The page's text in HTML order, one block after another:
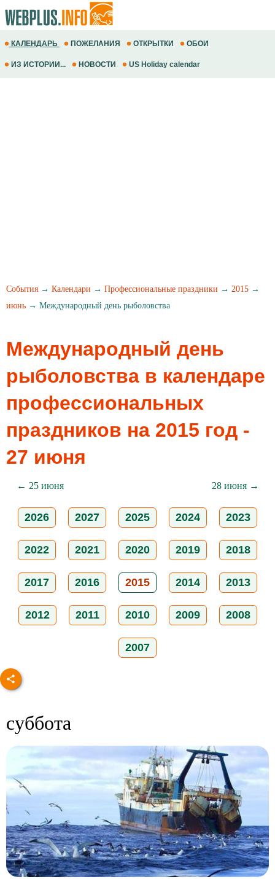
КАЛЕНДАРЬ ПОЖЕЛАНИЯ ОТКРЫТКИ ОБОИ
ИЗ ИСТОРИИ... НОВОСТИ US Holiday calendar
События → Календари → Профессиональные праздники → 2015 →
июнь → Международный день рыболовства
Международный день
рыболовства в календаре
профессиональных
праздников на 2015 год -
27 июня
← 25 июня 28 июня →
2026 2027 2025 2024 2023
2022 2021 2020 2019 2018
2017 2016 2015 2014 2013
2012 2011 2010 2009 2008
2007
суббота